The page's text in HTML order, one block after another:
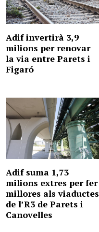
Adif invertirà 3,9
milions per renovar
la via entre Parets i
Figaró
Adif suma 1,73
milions extres per fer
millores als viaductes
de l’R3 de Parets i
Canovelles